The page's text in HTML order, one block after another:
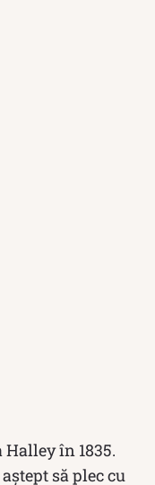
Halley în 1835.
să plec cu